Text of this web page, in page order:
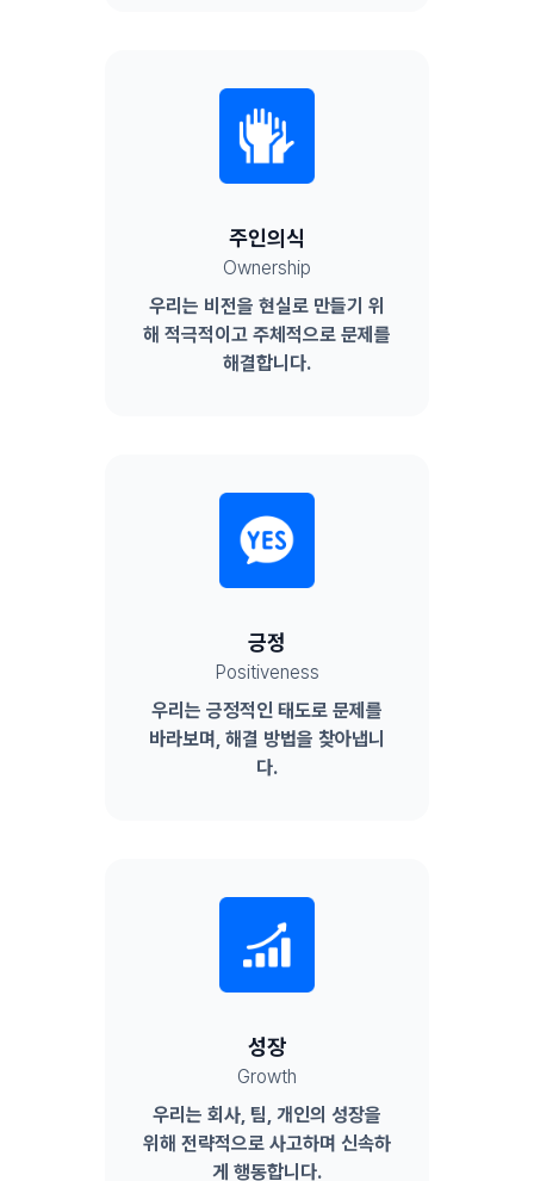
주인의식
Ownership
우리는 비전을 현실로 만들기 위
해 적극적이고 주체적으로 문제를
해결합니다.
긍정
Positiveness
우리는 긍정적인 태도로 문제를
바라보며, 해결 방법을 찾아냅니
다.
성장
Growth
우리는 회사, 팀, 개인의 성장을
위해 전략적으로 사고하며 신속하
게 행동합니다.